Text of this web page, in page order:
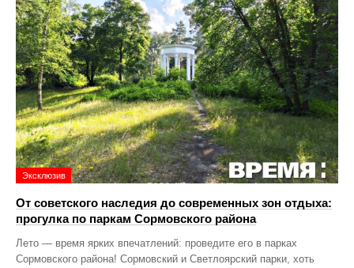
Эксклюзив
От советского наследия до современных зон отдыха:
прогулка по паркам Сормовского района
Лето — время ярких впечатлений: проведите его в парках
Сормовского района! Сормовский и Светлоярский парки, хоть